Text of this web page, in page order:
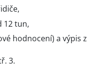
12 tun,
hodnocení) a výpis z
3.